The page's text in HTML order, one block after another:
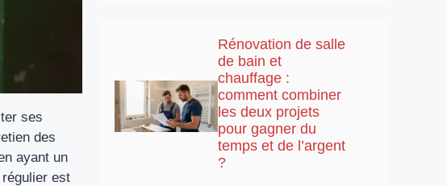
ses
des
ayant un
est
Rénovation de salle
de bain et
chauffage :
comment combiner
les deux projets
pour gagner du
temps et de l’argent
?